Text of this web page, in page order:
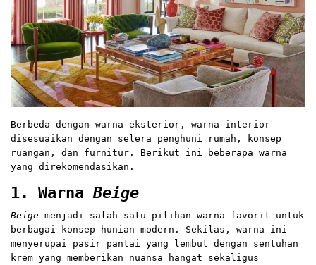
Berbeda dengan warna eksterior, warna interior
disesuaikan dengan selera penghuni rumah, konsep
ruangan, dan furnitur. Berikut ini beberapa warna
yang direkomendasikan.
1. Warna Beige
Beige menjadi salah satu pilihan warna favorit untuk
berbagai konsep hunian modern. Sekilas, warna ini
menyerupai pasir pantai yang lembut dengan sentuhan
krem yang memberikan nuansa hangat sekaligus